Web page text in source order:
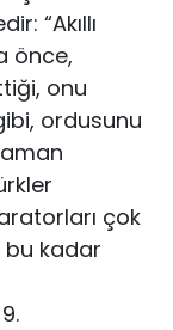
“Akıllı
önce,
onu
ordusunu
çok
bu kadar